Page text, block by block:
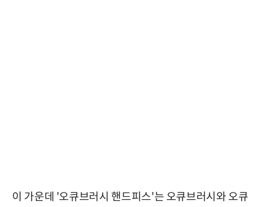
이 가운데 '오큐브러시 핸드피스'는 오큐브러시와 오큐